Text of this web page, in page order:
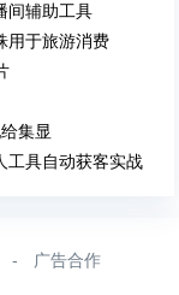
间辅助工具
用于旅游消费
集显
工具自动获客实战
- 广告合作